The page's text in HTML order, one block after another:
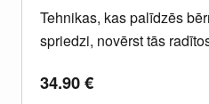
Tehnikas, kas palīdzēs
spriedzi, novērst tās
spēcīgu psihoemocionālo
34.90€